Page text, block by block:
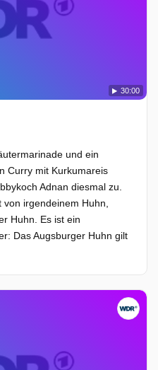
30:00
und ein
Curry mit Kurkumareis
Adnan diesmal zu.
irgendeinem Huhn,
Huhn. Es ist ein
Das Augsburger Huhn gilt